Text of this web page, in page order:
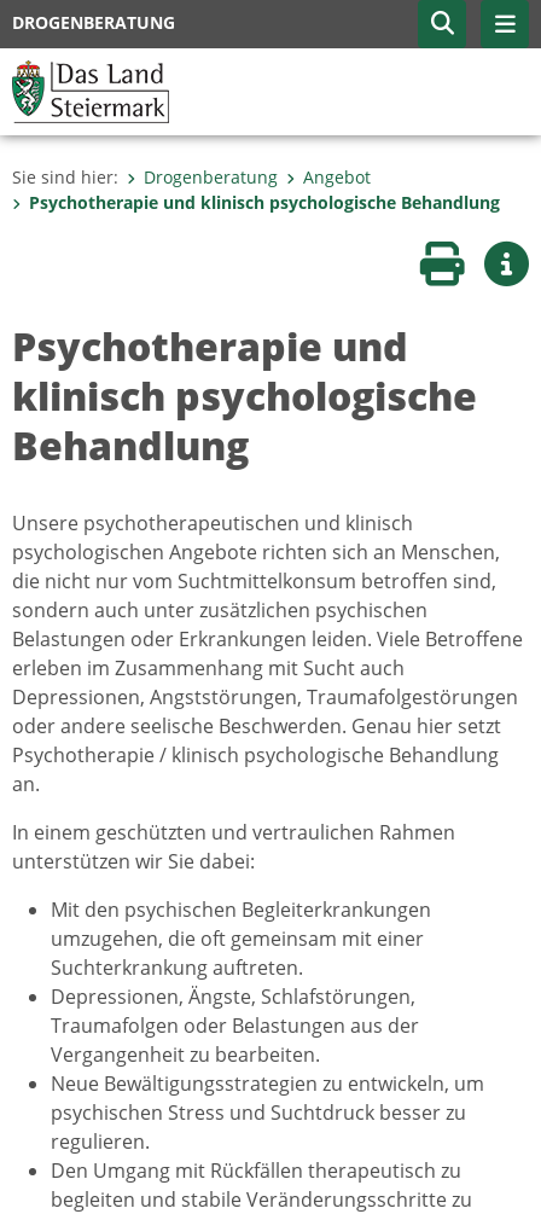
DROGENBERATUNG
Sie sind hier: Drogenberatung
Angebot
Psychotherapie und klinisch psychologische Behandlung
Seite
Psychotherapie und
klinisch psychologische
Behandlung
Unsere psychotherapeutischen und klinisch
psychologischen Angebote richten sich an Menschen,
die nicht nur vom Suchtmittelkonsum betroffen sind,
sondern auch unter zusätzlichen psychischen
Belastungen oder Erkrankungen leiden. Viele Betroffene
erleben im Zusammenhang mit Sucht auch
Depressionen, Angststörungen, Traumafolgestörungen
oder andere seelische Beschwerden. Genau hier setzt
Psychotherapie / klinisch psychologische Behandlung
an.
In einem geschützten und vertraulichen Rahmen
unterstützen wir Sie dabei:
Mit den psychischen Begleiterkrankungen
umzugehen, die oft gemeinsam mit einer
Suchterkrankung auftreten.
Depressionen, Ängste, Schlafstörungen,
Traumafolgen oder Belastungen aus der
Vergangenheit zu bearbeiten.
Neue Bewältigungsstrategien zu entwickeln, um
psychischen Stress und Suchtdruck besser zu
regulieren.
Den Umgang mit Rückfällen therapeutisch zu
begleiten und stabile Veränderungsschritte zu